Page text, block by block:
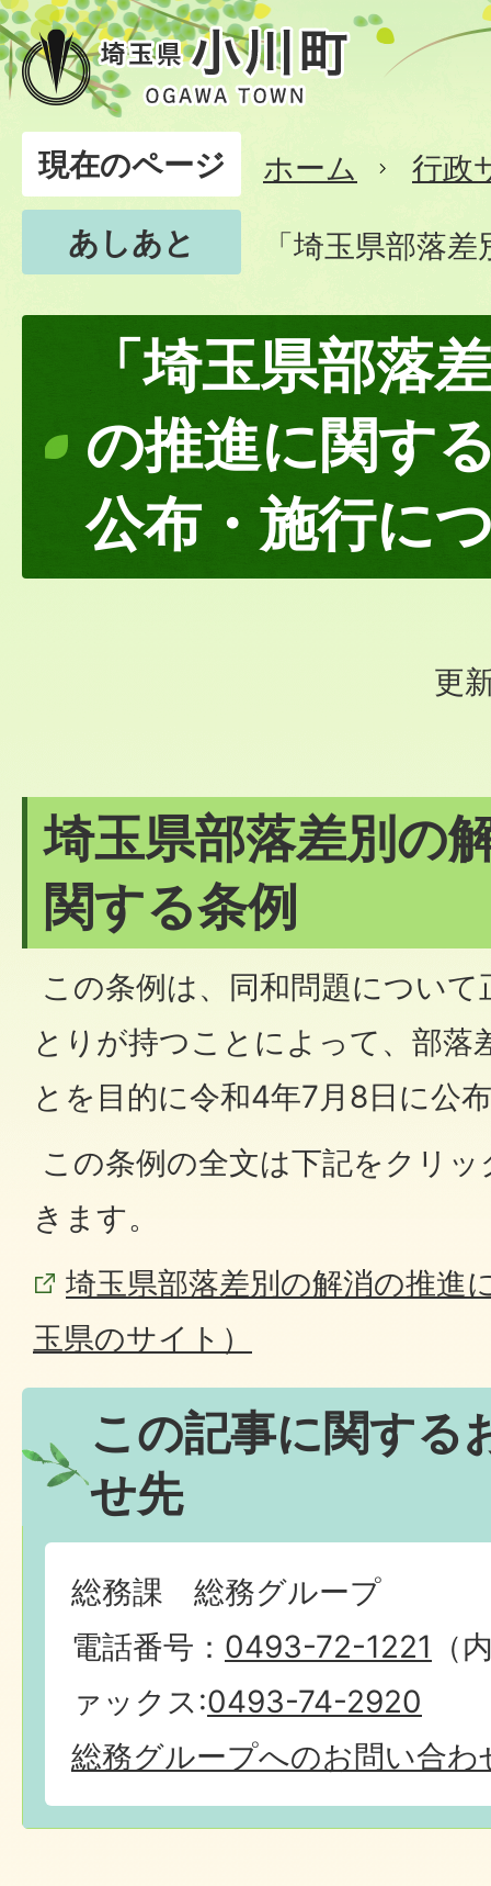
現在のページ ホーム
行政
あしあと
「埼玉県部落
「埼玉県部落
の推進に関す
公布・施行に
更
埼玉県部落差別の
関する条例
この条例は、同和問題につい
とりが持つことによって、部落
とを目的に令和4年7月8日に公
この条例の全文は下記をクリ
きます。
埼玉県部落差別の解消の推進
玉県のサイト）
この記事に関する
せ先
総務課 総務グループ
電話番号： 0493-72-1221 （
ァックス:0493-74-2920
総務グループへのお問い合わ